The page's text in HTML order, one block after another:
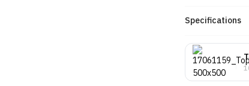
Specifications